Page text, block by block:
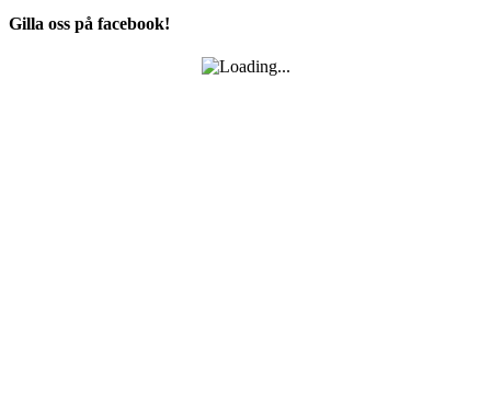
Gilla oss på facebook!